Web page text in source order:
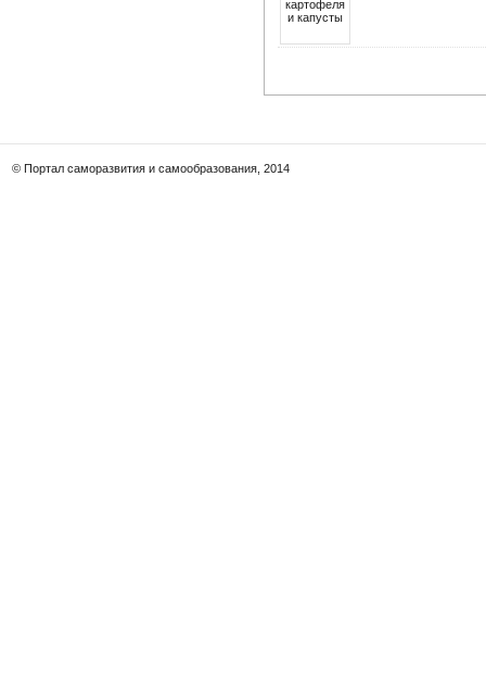
© Портал саморазвития и самообразования, 2014